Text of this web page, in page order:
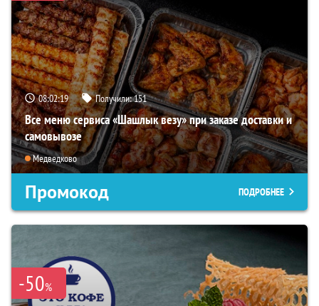
08:02:18 Получили:151
Все меню сервиса «Шашлык везу» при заказе доставки и
самовывозе
Медведково
Промокод ПОДРОБНЕЕ
-50%